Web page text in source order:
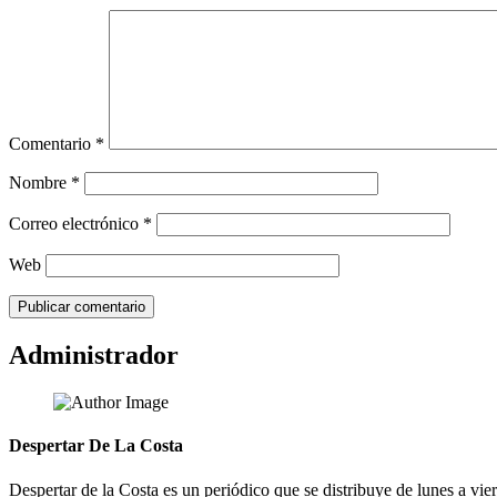
Comentario *
Nombre *
Correo electrónico *
Web
Administrador
Despertar De La Costa
Despertar de la Costa es un periódico que se distribuye de lunes a